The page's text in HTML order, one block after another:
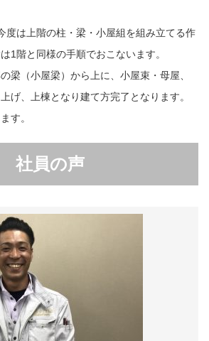
度は上階の柱・梁・小屋組を組み立てる作
1階と同様の手順でおこないます。
梁（小屋梁）から上に、小屋束・母屋、
げ、上棟となり建て方完了となります。
す。
社員の声